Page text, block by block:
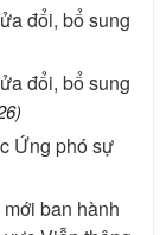
đổi, bổ sung
đổi, bổ sung
Ứng phó sự
ban hành